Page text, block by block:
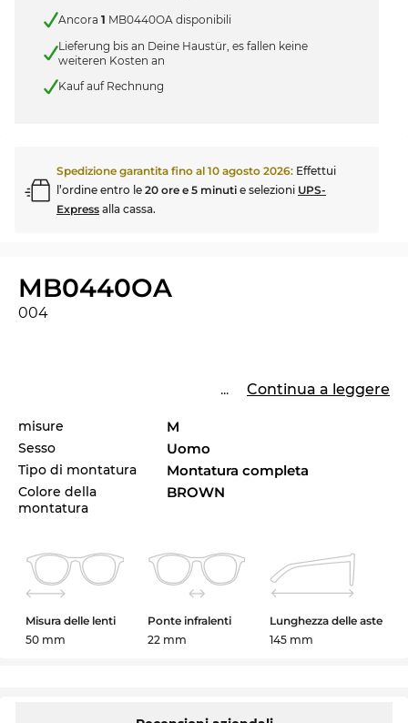
Ancora 1 MB0440OA disponibili
Lieferung bis an Deine Haustür, es fallen keine
weiteren Kosten an
Kauf auf Rechnung
Spedizione garantita fino al 10 agosto 2026: Effettui
l’ordine entro le 20 ore e 5 minuti e selezioni UPS-
Express alla cassa.
MB0440OA
004
... Continua a leggere
misure M
Sesso Uomo
Tipo di montatura Montatura completa
Colore della
montatura
BROWN
Misura delle lenti
50 mm
Ponte infralenti
22 mm
Lunghezza delle aste
145 mm